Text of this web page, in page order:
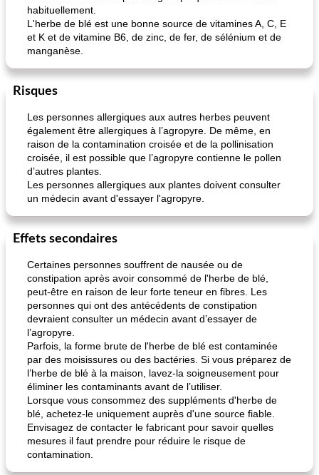
habituellement.
L'herbe de blé est une bonne source de vitamines A, C, E
et K et de vitamine B6, de zinc, de fer, de sélénium et de
manganèse.
Risques
Les personnes allergiques aux autres herbes peuvent
également être allergiques à l’agropyre. De même, en
raison de la contamination croisée et de la pollinisation
croisée, il est possible que l’agropyre contienne le pollen
d’autres plantes.
Les personnes allergiques aux plantes doivent consulter
un médecin avant d'essayer l'agropyre.
Effets secondaires
Certaines personnes souffrent de nausée ou de
constipation après avoir consommé de l'herbe de blé,
peut-être en raison de leur forte teneur en fibres. Les
personnes qui ont des antécédents de constipation
devraient consulter un médecin avant d’essayer de
l’agropyre.
Parfois, la forme brute de l'herbe de blé est contaminée
par des moisissures ou des bactéries. Si vous préparez de
l’herbe de blé à la maison, lavez-la soigneusement pour
éliminer les contaminants avant de l’utiliser.
Lorsque vous consommez des suppléments d'herbe de
blé, achetez-le uniquement auprès d'une source fiable.
Envisagez de contacter le fabricant pour savoir quelles
mesures il faut prendre pour réduire le risque de
contamination.